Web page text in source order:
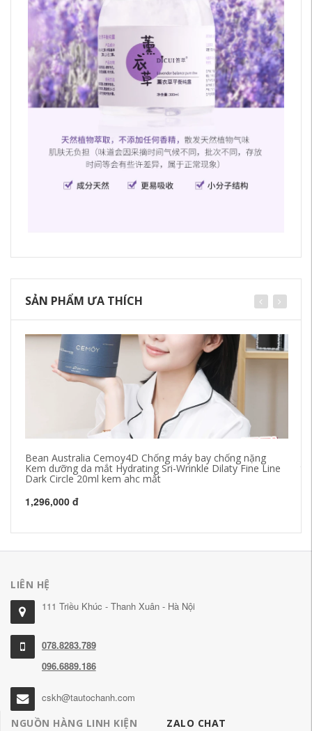
SẢN PHẨM ƯA THÍCH
Bean Australia Cemoy4D Chống máy bay chống nặng
Kem dưỡng da mắt Hydrating Sri-Wrinkle Dilaty Fine Line
Dark Circle 20ml kem ahc mắt
1,296,000 đ
LIÊN HỆ
111 Triều Khúc - Thanh Xuân - Hà Nội
078.8283.789
096.6889.186
cskh@tautochanh.com
NGUỒN HÀNG LINH KIỆN
ZALO CHAT